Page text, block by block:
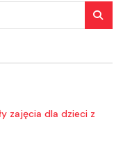
zajęcia dla dzieci z